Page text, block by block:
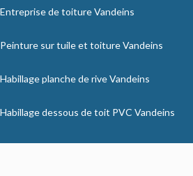
Entreprise de toiture Vandeins
Peinture sur tuile et toiture Vandeins
Habillage planche de rive Vandeins
Habillage dessous de toit PVC Vandeins